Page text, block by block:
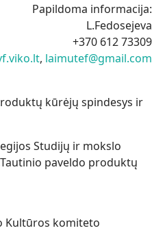
Papildoma informacija:
L.Fedosejeva
+370 612 73309
, laimutef@gmail.com
kūrėjų spindesys ir
Studijų ir mokslo
paveldo produktų
Kultūros komiteto